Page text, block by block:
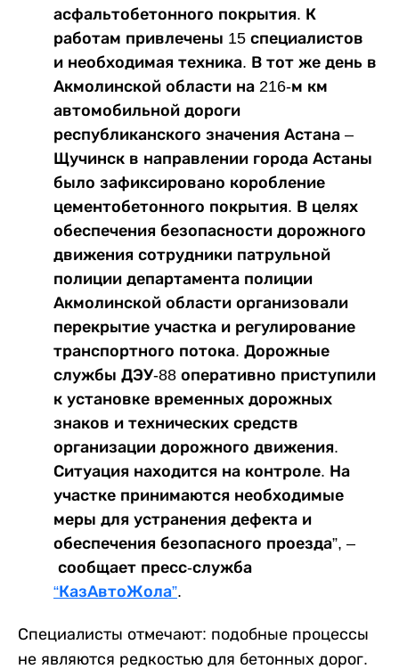
асфальтобетонного покрытия. К
работам привлечены 15 специалистов
и необходимая техника. В тот же день в
Акмолинской области на 216-м км
автомобильной дороги
республиканского значения Астана –
Щучинск в направлении города Астаны
было зафиксировано коробление
цементобетонного покрытия. В целях
обеспечения безопасности дорожного
движения сотрудники патрульной
полиции департамента полиции
Акмолинской области организовали
перекрытие участка и регулирование
транспортного потока. Дорожные
службы ДЭУ-88 оперативно приступили
к установке временных дорожных
знаков и технических средств
организации дорожного движения.
Ситуация находится на контроле. На
участке принимаются необходимые
меры для устранения дефекта и
обеспечения безопасного проезда”, –
сообщает пресс-служба
“КазАвтоЖола”.
Специалисты отмечают: подобные процессы
не являются редкостью для бетонных дорог.